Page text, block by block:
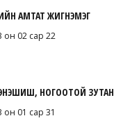
АМТАТ ЖИГНЭМЭГ
он 02 сар 22
НОГООТОЙ ЗУТАН
он 01 сар 31